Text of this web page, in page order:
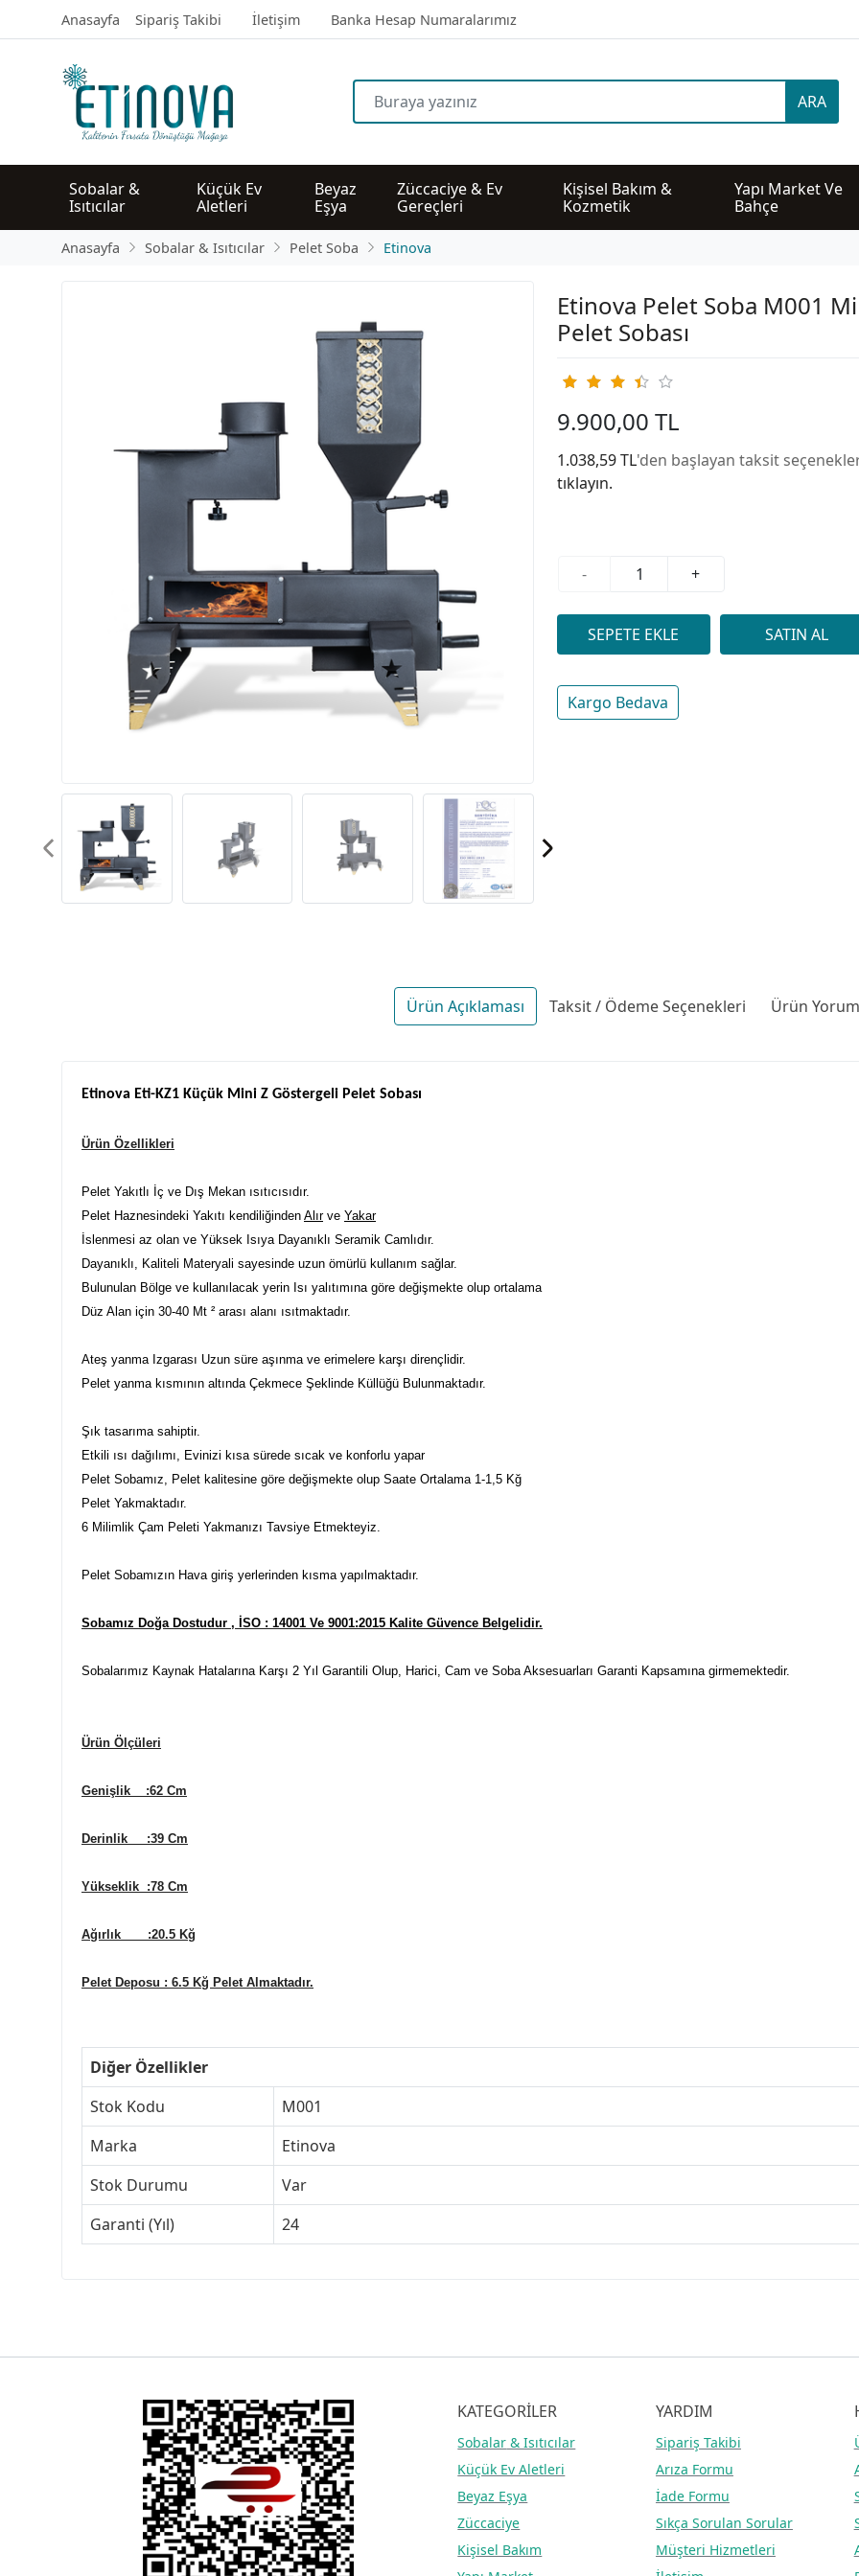
Anasayfa Sipariş Takibi İletişim Banka Hesap Numaralarımız
ARA
Sobalar &
Isıtıcılar
Küçük Ev
Aletleri
Beyaz
Eşya
Züccaciye & Ev
Gereçleri
Kişisel Bakım &
Kozmetik
Yapı Market Ve
Bahçe
Anasayfa Sobalar & Isıtıcılar Pelet Soba Etinova
Etinova Pelet Soba M001
Pelet Sobası
9.900,00 TL
1.038,59 TL'den başlayan taksit
tıklayın.
- +
Kargo Bedava
Ürün Açıklaması Taksit / Ödeme Seçenekleri Ürün
Etinova Eti-KZ1 Küçük Mini Z Göstergeli Pelet Sobası
Ürün Özellikleri
Pelet Yakıtlı İç ve Dış Mekan ısıtıcısıdır.
Pelet Haznesindeki Yakıtı kendiliğinden Alırve Yakar
İslenmesi az olan ve Yüksek Isıya Dayanıklı Seramik Camlıdır.
Dayanıklı, Kaliteli Materyali sayesinde uzun ömürlü kullanım sağlar.
Bulunulan Bölge ve kullanılacak yerin Isı yalıtımına göre değişmekte olup ortalama
Düz Alan için 30-40 Mt ² arası alanı ısıtmaktadır.
Ateş yanma Izgarası Uzun süre aşınma ve erimelere karşı dirençlidir.
Pelet yanma kısmının altında Çekmece Şeklinde Küllüğü Bulunmaktadır.
Şık tasarıma sahiptir.
Etkili ısı dağılımı, Evinizi kısa sürede sıcak ve konforlu yapar
Pelet Sobamız, Pelet kalitesine göre değişmekte olup Saate Ortalama 1-1,5 Kğ
Pelet Yakmaktadır.
6 Milimlik Çam Peleti Yakmanızı Tavsiye Etmekteyiz.
Pelet Sobamızın Hava giriş yerlerinden kısma yapılmaktadır.
Sobamız Doğa Dostudur , İSO : 14001 Ve 9001:2015 Kalite Güvence Belgelidir.
Sobalarımız Kaynak Hatalarına Karşı 2 Yıl Garantili Olup, Harici, Cam ve Soba Aksesuarları Garanti Kapsamına girmemektedir.
Ürün Ölçüleri
Genişlik :62 Cm
Derinlik :39 Cm
Yükseklik :78 Cm
Ağırlık :20.5 Kğ
Pelet Deposu : 6.5 Kğ Pelet Almaktadır.
Diğer Özellikler
Stok Kodu
M001
Marka
Etinova
Stok Durumu
Var
Garanti (Yıl)
24
KATEGORİLER
Sobalar & Isıtıcılar
Küçük Ev Aletleri
Beyaz Eşya
Züccaciye
Kişisel Bakım
YARDIM
Sipariş Takibi
Arıza Formu
İade Formu
Sıkça Sorulan Sorular
Müşteri Hizmetleri